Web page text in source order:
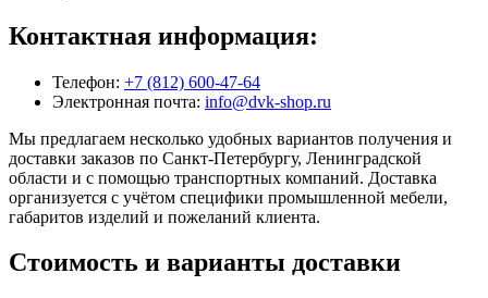
Контактная информация:
Телефон: +7 (812) 600-47-64
Электронная почта: info@dvk-shop.ru
Мы предлагаем несколько удобных вариантов получения и
доставки заказов по Санкт-Петербургу, Ленинградской
области и с помощью транспортных компаний. Доставка
организуется с учётом специфики промышленной мебели,
габаритов изделий и пожеланий клиента.
Стоимость и варианты доставки